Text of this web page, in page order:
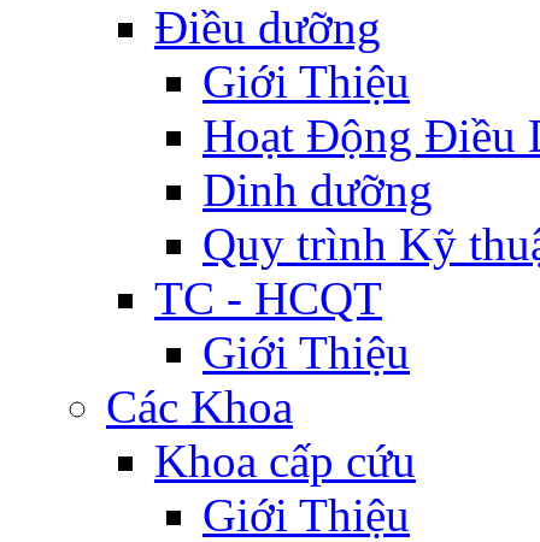
Điều dưỡng
Giới Thiệu
Hoạt Động Điều
Dinh dưỡng
Quy trình Kỹ
TC - HCQT
Giới Thiệu
Các Khoa
Khoa cấp cứu
Giới Thiệu